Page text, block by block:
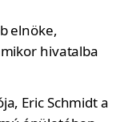
elnöke,
hivatalba
Eric Schmidt a